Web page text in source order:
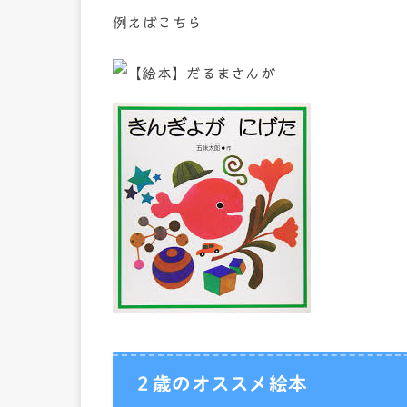
例えばこちら
２歳のオススメ絵本